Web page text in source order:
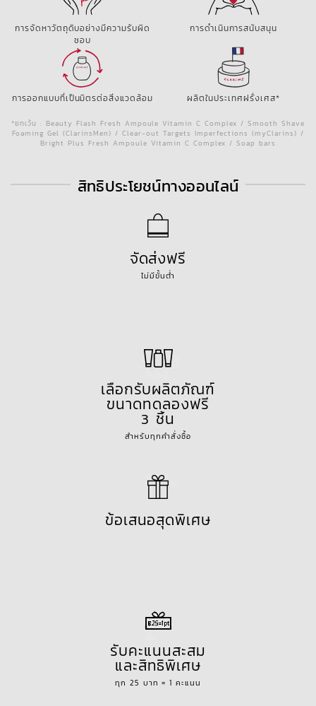
การจัดหาวัตถุดิบอย่างมีความรับผิด
ชอบ
การดำเนินการสนับสนุน
การออกแบบที่เป็นมิตรต่อสิ่งแวดล้อม ผลิตในประเทศฝรั่งเศส*
*ยกเว้น : Beauty Flash Fresh Ampoule Vitamin C Complex / Smooth Shave
Foaming Gel (ClarinsMen) / Clear-out Targets Imperfections (myClarins) /
Bright Plus Fresh Ampoule Vitamin C Complex / Soap bars
สิทธิประโยชน์ทางออนไลน์
จัดส่งฟรี
ไม่มีขั้นต่ำ
เลือกรับผลิตภัณฑ์
ขนาดทดลองฟรี
3 ชิ้น
สำหรับทุกคำสั่งซื้อ
ข้อเสนอสุดพิเศษ
รับคะแนนสะสม
และสิทธิพิเศษ
ทุก 25 บาท = 1 คะแนน